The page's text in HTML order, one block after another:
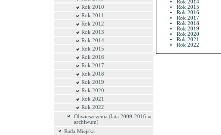
Rok 2010
Rok 2011
Rok 2012
Rok 2013
Rok 2014
Rok 2015
Rok 2016
Rok 2017
Rok 2018
Rok 2019
Rok 2020
Rok 2021
Rok 2022
Obwieszczenia (lata 2009-2016 w
archiwum)
Rada Miejska
Rok 2014
Rok 2015
Rok 2016
Rok 2017
Rok 2018
Rok 2019
Rok 2020
Rok 2021
Rok 2022